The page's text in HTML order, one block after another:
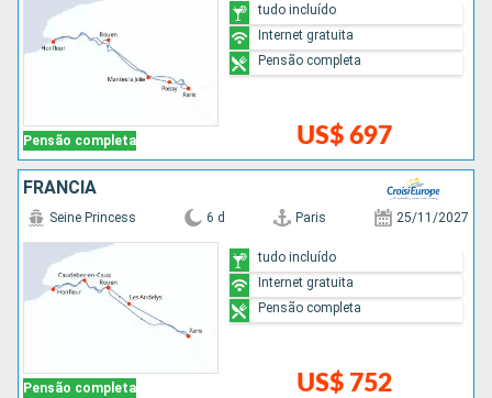
Pensão completa US$ 697
tudo incluído
Internet gratuita
Pensão completa
FRANCIA
Pensão completa
Seine Princess 6 d Paris 25/11/2027
US$ 752
tudo incluído
Internet gratuita
Pensão completa